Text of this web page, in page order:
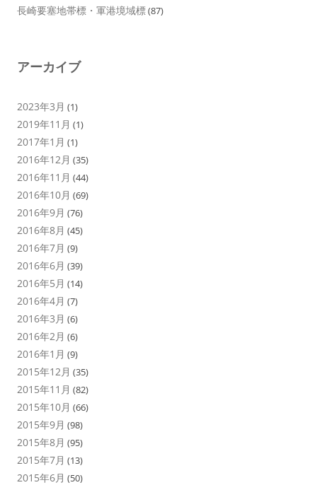
長崎要塞地帯標・軍港境域標(87)
アーカイブ
2023年3月 (1)
2019年11月 (1)
2017年1月 (1)
2016年12月 (35)
2016年11月 (44)
2016年10月 (69)
2016年9月 (76)
2016年8月 (45)
2016年7月 (9)
2016年6月 (39)
2016年5月 (14)
2016年4月 (7)
2016年3月 (6)
2016年2月 (6)
2016年1月 (9)
2015年12月 (35)
2015年11月 (82)
2015年10月 (66)
2015年9月 (98)
2015年8月 (95)
2015年7月 (13)
2015年6月 (50)